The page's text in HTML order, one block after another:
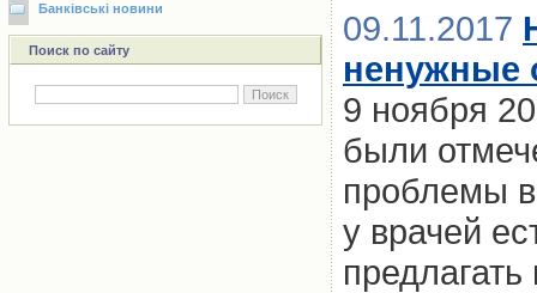
Банківські новини
Поиск по сайту
09.11.2017
ненужные
9 ноября
были
проблемы
у врачей